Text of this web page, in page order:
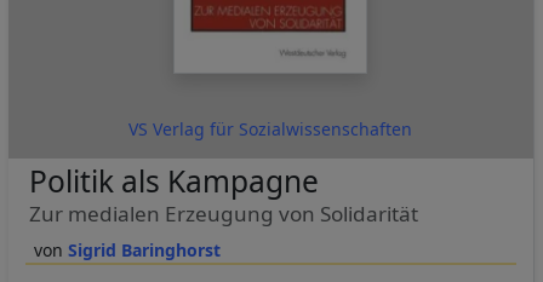
VS Verlag für Sozialwissenschaften
Sigrid Baringhorst
Politik als Kampagne
Zur medialen Erzeugung von Solidarität